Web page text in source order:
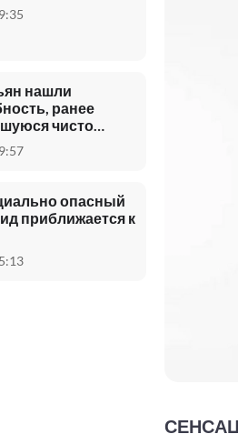
нашли
ранее
чисто
опасный
приближается к